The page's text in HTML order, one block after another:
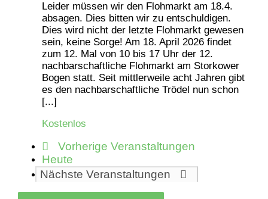
Leider müssen wir den Flohmarkt am 18.4.
absagen. Dies bitten wir zu entschuldigen.
Dies wird nicht der letzte Flohmarkt gewesen
sein, keine Sorge! Am 18. April 2026 findet
zum 12. Mal von 10 bis 17 Uhr der 12.
nachbarschaftliche Flohmarkt am Storkower
Bogen statt. Seit mittlerweile acht Jahren gibt
es den nachbarschaftliche Trödel nun schon
[...]
Kostenlos
VorherigeVeranstaltungen
Heute
Nächste Veranstaltungen